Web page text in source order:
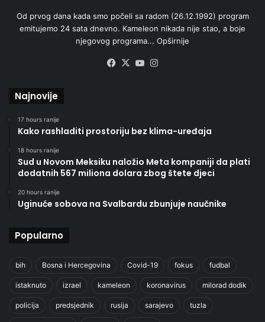
Od prvog dana kada smo počeli sa radom (26.12.1992) program
emitujemo 24 sata dnevno. Kameleon nikada nije stao, a boje
njegovog programa... Opširnije
Facebook
X YouTube
Najnovije
17 hours ranije
Kako rashladiti prostoriju bez klima-uređaja
18 hours ranije
Sud u Novom Meksiku naložio Meta kompaniji da plati
dodatnih 567 miliona dolara zbog štete djeci
20 hours ranije
Uginuće sobova na Svalbardu zbunjuje naučnike
Popularno
bih Bosna i Hercegovina Covid-19 fokus fudbal
istaknuto izrael kameleon koronavirus milorad dodik
policija predsjednik rusija sarajevo tuzla